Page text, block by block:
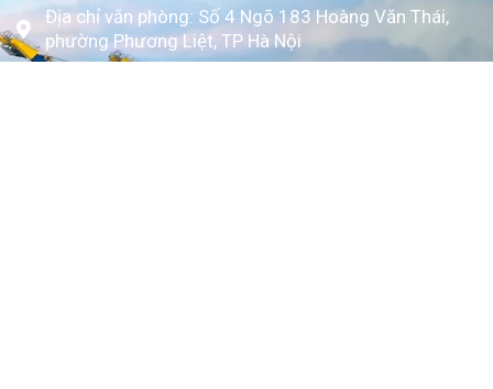
Địa chỉ văn phòng: Số 4 Ngõ 183 Hoàng Văn Thái,
phường Phương Liệt, TP Hà Nội